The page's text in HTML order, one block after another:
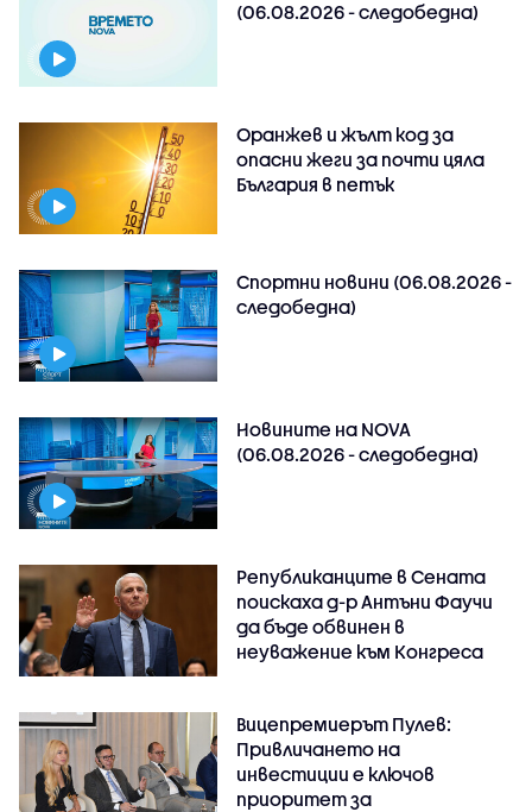
(06.08.2026 - следобедна)
Оранжев и жълт код за
опасни жеги за почти цяла
България в петък
Спортни новини (06.08.2026 -
следобедна)
Новините на NOVA
(06.08.2026 - следобедна)
Републиканците в Сената
поискаха д-р Антъни Фаучи
да бъде обвинен в
неуважение към Конгреса
Вицепремиерът Пулев:
Привличането на
инвестиции е ключов
приоритет за